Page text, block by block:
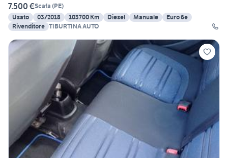
7.500 €Scafa (PE)
Usato
03/2018 103700 Km Diesel Manuale
Euro 6e
Rivenditore TIBURTINA AUTO